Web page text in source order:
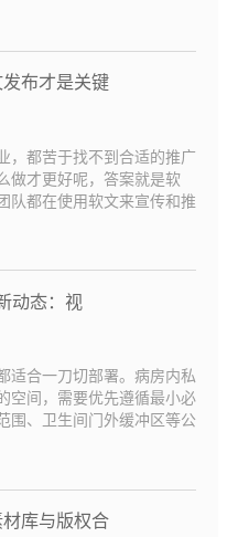
布才是关键
，都苦于找不到合适的推广
做才更好呢，答案就是软
队都在使用软文来宣传和推
动态：视
适合一刀切部署。病房内私
空间，需要优先遵循最小必
围、卫生间门外缓冲区等公
库与版权合